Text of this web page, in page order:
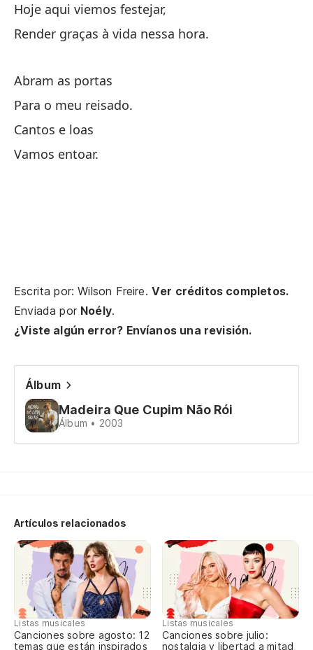
Hoje aqui viemos festejar,
Render graças à vida nessa hora.
Abram as portas
Para o meu reisado.
Cantos e loas
Vamos entoar.
Escrita por: Wilson Freire. Ver créditos completos.
Enviada por Noély.
¿Viste algún error? Envíanos una revisión.
Álbum
Madeira Que Cupim Não Rói
Álbum • 2003
Artículos relacionados
Listas musicales
Canciones sobre agosto: 12
temas que están inspirados
Listas musicales
Canciones sobre julio:
nostalgia y libertad a mitad